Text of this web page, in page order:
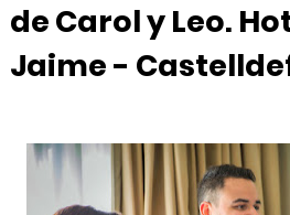
de Carol y Leo.
Jaime -